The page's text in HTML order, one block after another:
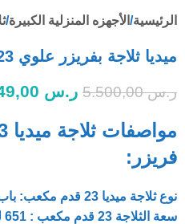
الرئيسية الأجهزه المنزلية الكبيرة
ميديا ​​ثلاجة بفريزر علوي 23 قدم مكعب, أبيض
ر.س5.500,00 ر.س
فريزر:
نوع ثلاجة ميديا ​​23 قدم مكعب: باب مزدوج مع فريزر علوي
سعة الثلاجة 23 قدم مكعب : 651 لتر